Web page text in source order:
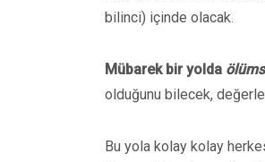
bilinci) içinde olacak.
Mübarek bir yolda
olduğunu bilecek,
Bu yola kolay kolay